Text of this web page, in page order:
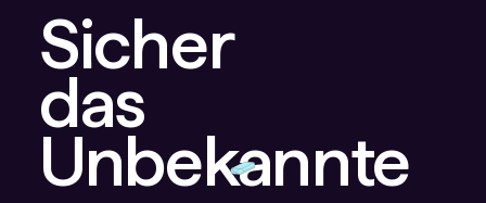
Sicher
das
Unbekannte